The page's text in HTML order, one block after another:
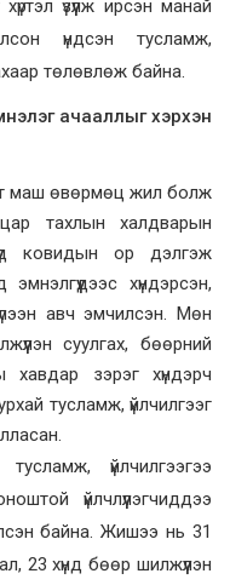
үзүүлж ирсэн манай
үндсэн тусламж,
төлөвлөж байна.
ачааллыг хэрхэн
маш өвөрмөц жил болж
тахлын халдварын
ковидын ор дэлгэж
хүндэрсэн,
авч эмчилсэн. Мөн
суулгах, бөөрний
зэрэг хүндэрч
тусламж, үйлчилгээг
үйлчилгээгээ
үйлчлүүлэгчиддээ
байна. Жишээ нь 31
23 хүнд бөөр шилжүүлэн